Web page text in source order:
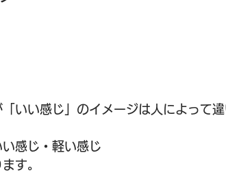
いい感じ」のイメージは人によって
感じ・軽い感じ
す。